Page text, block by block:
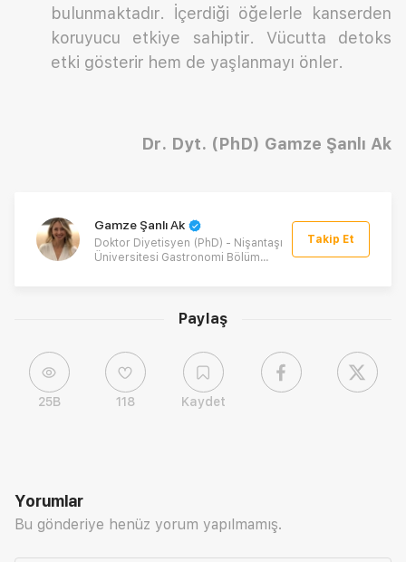
Paylaş
25B 118 Kaydet
bulunmaktadır. İçerdiği öğelerle kanserden
koruyucu etkiye sahiptir. Vücutta detoks
etki gösterir hem de yaşlanmayı önler.
Dr. Dyt. (PhD) Gamze Şanlı Ak
Gamze Şanlı Ak
Doktor Diyetisyen (PhD) - Nişantaşı
Üniversitesi Gastronomi Bölüm
Takip Et
Yorumlar
Bu gönderiye henüz yorum yapılmamış.